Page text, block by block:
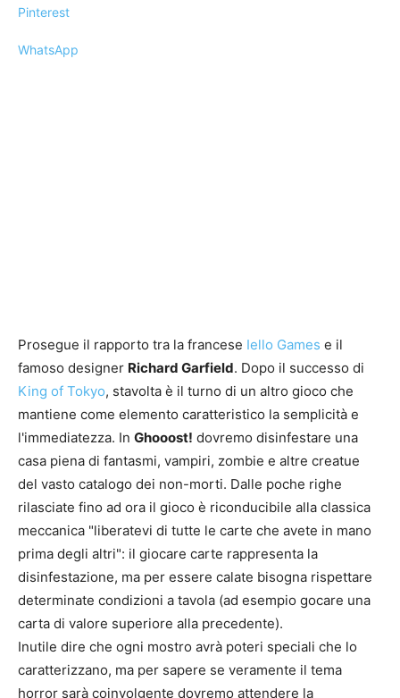
Pinterest
WhatsApp
Prosegue il rapporto tra la francese Iello Games e il
famoso designer Richard Garfield. Dopo il successo di
King of Tokyo, stavolta è il turno di un altro gioco che
mantiene come elemento caratteristico la semplicità e
l'immediatezza. In Ghooost! dovremo disinfestare una
casa piena di fantasmi, vampiri, zombie e altre creatue
del vasto catalogo dei non-morti. Dalle poche righe
rilasciate fino ad ora il gioco è riconducibile alla classica
meccanica "liberatevi di tutte le carte che avete in mano
prima degli altri": il giocare carte rappresenta la
disinfestazione, ma per essere calate bisogna rispettare
determinate condizioni a tavola (ad esempio gocare una
carta di valore superiore alla precedente).
Inutile dire che ogni mostro avrà poteri speciali che lo
caratterizzano, ma per sapere se veramente il tema
horror sarà coinvolgente dovremo attendere la